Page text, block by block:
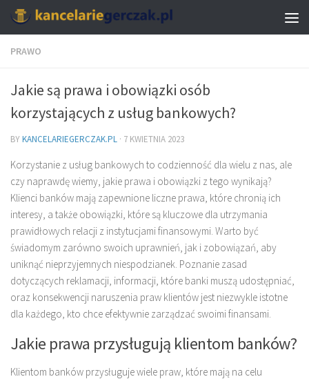
PRAWO
Jakie są prawa i obowiązki osób
korzystających z usług bankowych?
BYKANCELARIEGERCZAK.PL · 7 KWIETNIA 2023
Korzystanie z usług bankowych to codzienność dla wielu z nas, ale
czy naprawdę wiemy, jakie prawa i obowiązki z tego wynikają?
Klienci banków mają zapewnione liczne prawa, które chronią ich
interesy, a także obowiązki, które są kluczowe dla utrzymania
prawidłowych relacji z instytucjami finansowymi. Warto być
świadomym zarówno swoich uprawnień, jak i zobowiązań, aby
uniknąć nieprzyjemnych niespodzianek. Poznanie zasad
dotyczących reklamacji, informacji, które banki muszą udostępniać,
oraz konsekwencji naruszenia praw klientów jest niezwykle istotne
dla każdego, kto chce efektywnie zarządzać swoimi finansami.
Jakie prawa przysługują klientom banków?
Klientom banków przysługuje wiele praw, które mają na celu